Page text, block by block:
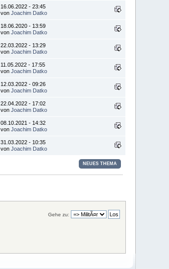
16.06.2022 - 23:45
vonJoachim Datko
18.06.2020 - 13:59
vonJoachim Datko
22.03.2022 - 13:29
vonJoachim Datko
11.05.2022 - 17:55
vonJoachim Datko
12.03.2022 - 09:26
vonJoachim Datko
22.04.2022 - 17:02
vonJoachim Datko
08.10.2021 - 14:32
vonJoachim Datko
31.03.2022 - 10:35
vonJoachim Datko
NEUES THEMA
Gehe zu: